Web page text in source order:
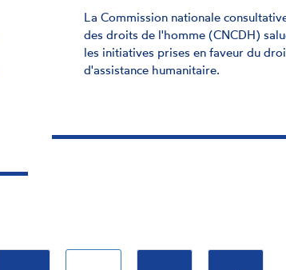
La Commission nationale
des droits de l'homme (CNCDH)
les initiatives prises en faveur du
d'assistance humanitaire.